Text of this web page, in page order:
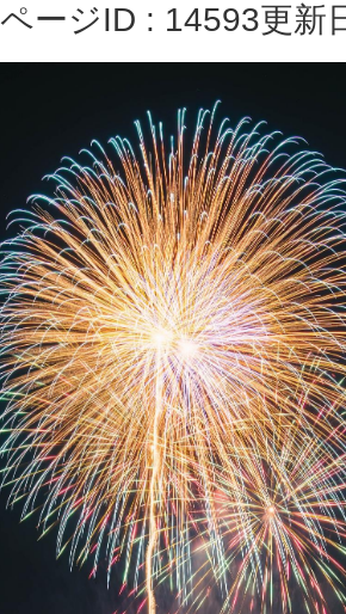
ページID : 14593更新